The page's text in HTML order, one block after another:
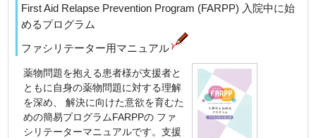
First Aid Relapse Prevention Program (FARPP) 入院中に始
めるプログラム
ファシリテーター用マニュアル
薬物問題を抱える患者様が支援者と
ともに自身の薬物問題に対する理解
を深め、 解決に向けた意欲を育むた
めの簡易プログラムFARPPの ファ
シリテーターマニュアルです。支援